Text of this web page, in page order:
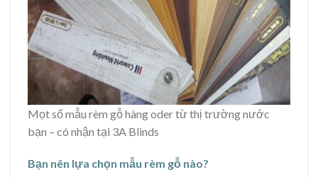
Mọt số mẫu rèm gỗ hàng oder từ thị trường nước
bạn – có nhận tại 3A Blinds
Bạn nên lựa chọn mẫu rèm gỗ nào?